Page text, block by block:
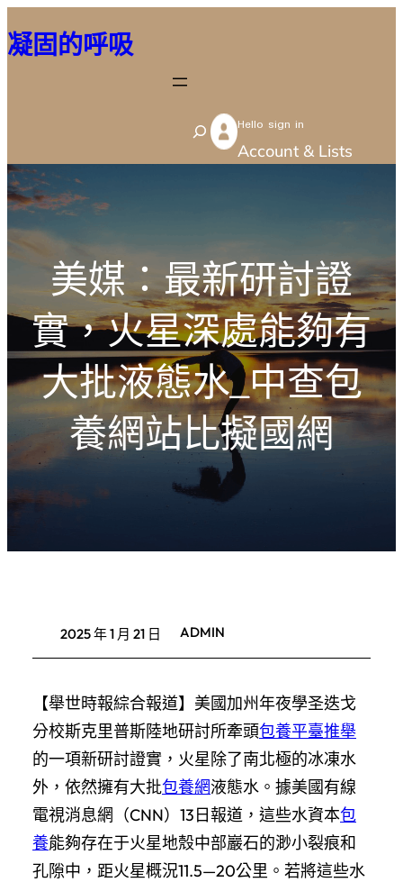
至
容
凝固的呼吸
S
e
h
Hello sign in
Account & Lists
美媒：最新研討證
實，火星深處能夠有
大批液態水_中查包
養網站比擬國網
2025 年 1 月 21 日 ADMIN
【舉世時報綜合報道】美國加州年夜學圣迭戈
分校斯克里普斯陸地研討所牽頭包養平臺推舉
的一項新研討證實，火星除了南北極的冰凍水
外，依然擁有大批包養網液態水。據美國有線
電視消息網（CNN）13日報道，這些水資本包
養能夠存在于火星地殼中部巖石的渺小裂痕和
孔隙中，距火星概況11.5—20公里。若將這些水